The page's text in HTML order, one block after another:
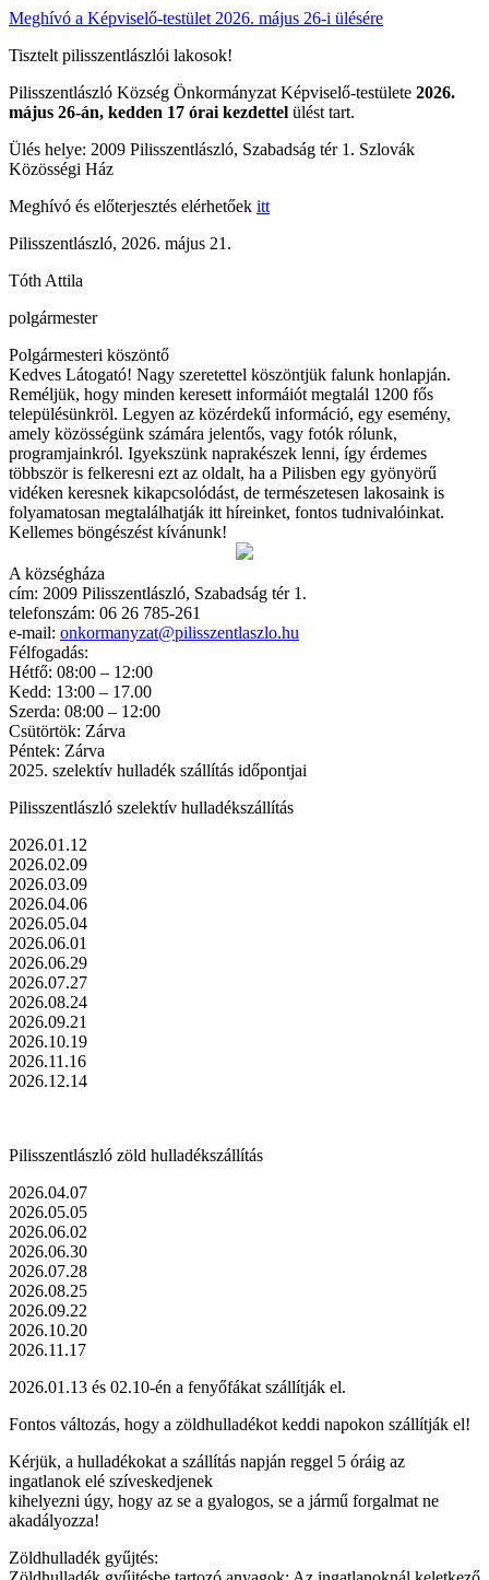
Meghívó a Képviselő-testület 2026. május 26-i ülésére
Tisztelt pilisszentlászlói lakosok!
Pilisszentlászló Község Önkormányzat Képviselő-testülete 2026.
május 26-án, kedden 17 órai kezdettel ülést tart.
Ülés helye: 2009 Pilisszentlászló, Szabadság tér 1. Szlovák
Közösségi Ház
Meghívó és előterjesztés elérhetőek itt
Pilisszentlászló, 2026. május 21.
Tóth Attila
polgármester
Polgármesteri köszöntő
Kedves Látogató! Nagy szeretettel köszöntjük falunk honlapján.
Reméljük, hogy minden keresett informáiót megtalál 1200 fős
településünkröl. Legyen az közérdekű információ, egy esemény,
amely közösségünk számára jelentős, vagy fotók rólunk,
programjainkról. Igyekszünk naprakészek lenni, így érdemes
többször is felkeresni ezt az oldalt, ha a Pilisben egy gyönyörű
vidéken keresnek kikapcsolódást, de természetesen lakosaink is
folyamatosan megtalálhatják itt híreinket, fontos tudnivalóinkat.
Kellemes böngészést kívánunk!
A községháza
cím: 2009 Pilisszentlászló, Szabadság tér 1.
telefonszám: 06 26 785-261
e-mail: onkormanyzat@pilisszentlaszlo.hu
Félfogadás:
Hétfő: 08:00 – 12:00
Kedd: 13:00 – 17.00
Szerda: 08:00 – 12:00
Csütörtök: Zárva
Péntek: Zárva
2025. szelektív hulladék szállítás időpontjai
Pilisszentlászló szelektív hulladékszállítás
2026.01.12
2026.02.09
2026.03.09
2026.04.06
2026.05.04
2026.06.01
2026.06.29
2026.07.27
2026.08.24
2026.09.21
2026.10.19
2026.11.16
2026.12.14
Pilisszentlászló zöld hulladékszállítás
2026.04.07
2026.05.05
2026.06.02
2026.06.30
2026.07.28
2026.08.25
2026.09.22
2026.10.20
2026.11.17
2026.01.13 és 02.10-én a fenyőfákat szállítják el.
Fontos változás, hogy a zöldhulladékot keddi napokon szállítják el!
Kérjük, a hulladékokat a szállítás napján reggel 5 óráig az
ingatlanok elé szíveskedjenek
kihelyezni úgy, hogy az se a gyalogos, se a jármű forgalmat ne
akadályozza!
Zöldhulladék gyűjtés: